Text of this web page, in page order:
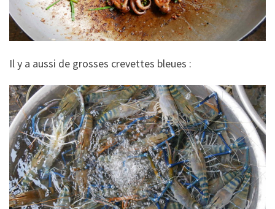
Il y a aussi de grosses crevettes bleues :